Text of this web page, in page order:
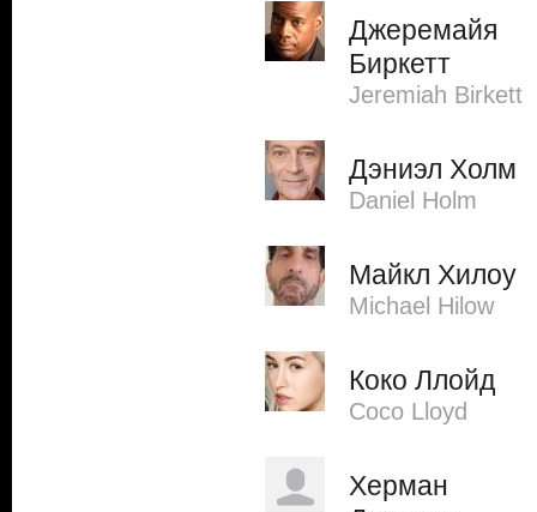
Джеремайя
Биркетт
Jeremiah Birkett
Дэниэл Холм
Daniel Holm
Майкл Хилоу
Michael Hilow
Коко Ллойд
Coco Lloyd
Херман